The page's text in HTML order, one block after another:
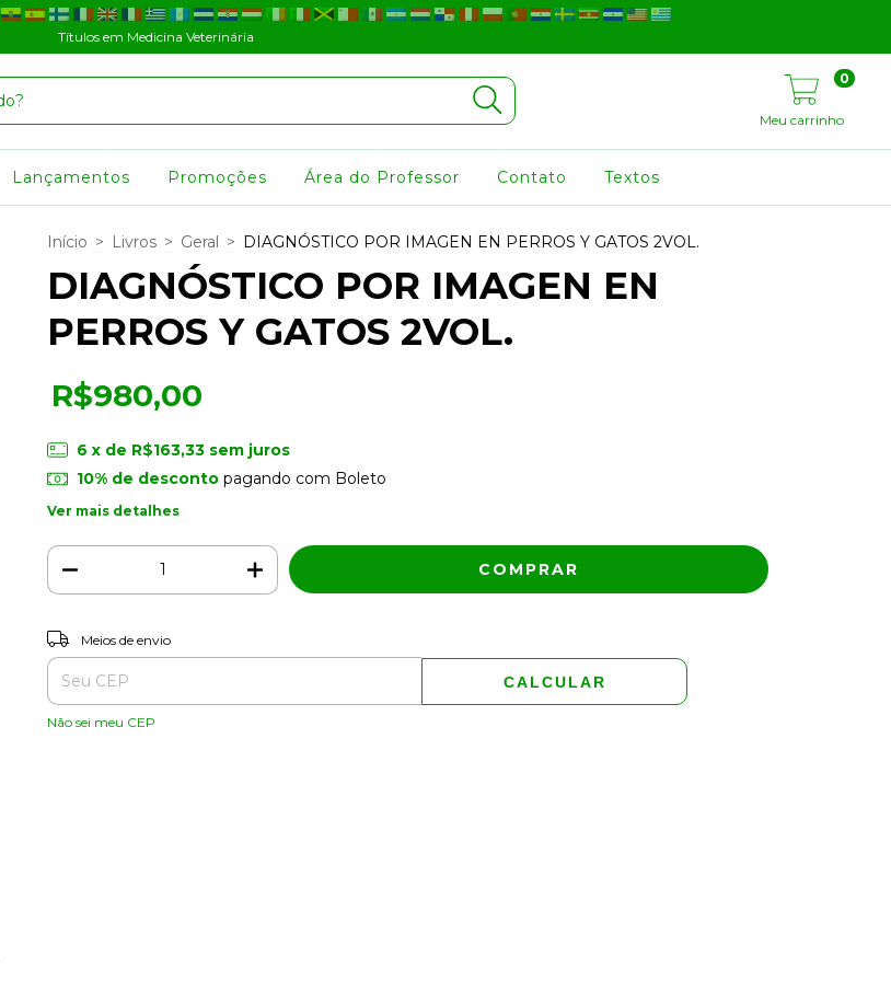
Títulos em Medicina Veterinária
Meu carrinho
0
Lançamentos Promoções Área do Professor Contato Textos
Início > Livros > Geral > DIAGNÓSTICO POR IMAGEN EN PERROS Y GATOS 2VOL.
DIAGNÓSTICO POR IMAGEN EN
PERROS Y GATOS 2VOL.
R$980,00
6 x de R$163,33 sem juros
10% de descontopagando com Boleto
Ver mais detalhes
Entregas para o CEP:
Meios de envio
CALCULAR
Não sei meu CEP